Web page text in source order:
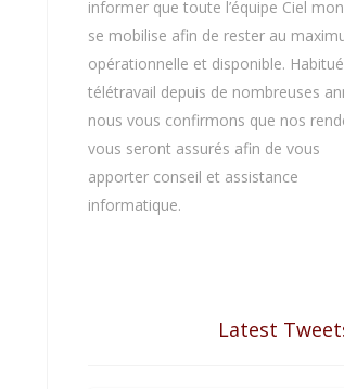
informer que toute l’équipe Ciel
se mobilise afin de rester au
opérationnelle et disponible.
télétravail depuis de nombreuses
nous vous confirmons que nos
vous seront assurés afin de vous
apporter conseil et assistance
informatique.
Latest